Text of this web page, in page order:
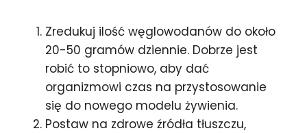
Zredukuj ilość węglowodanów do około
20-50 gramów dziennie. Dobrze jest
robić to stopniowo, aby dać
organizmowi czas na przystosowanie
się do nowego modelu żywienia.
Postaw na zdrowe źródła tłuszczu,